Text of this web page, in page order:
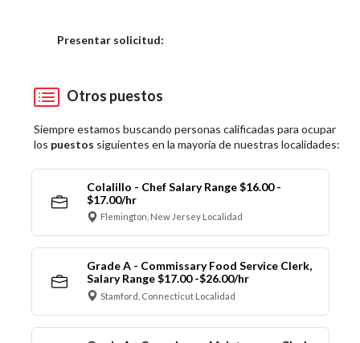
Presentar solicitud:
Otros puestos
Siempre estamos buscando personas calificadas para ocupar
los puestos siguientes en la mayoría de nuestras localidades:
Colalillo - Chef Salary Range $16.00 -
$17.00/hr
Flemington, New Jersey Localidad
Grade A - Commissary Food Service Clerk,
Salary Range $17.00 -$26.00/hr
Stamford, Connecticut Localidad